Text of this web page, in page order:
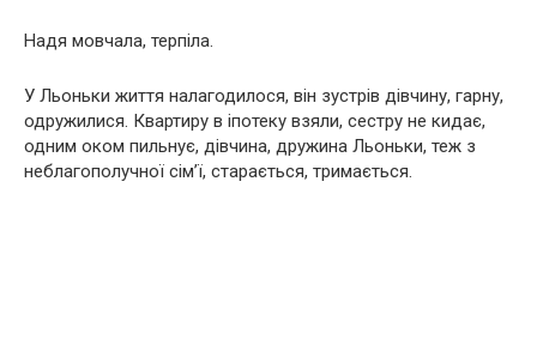
Надя мовчала, терпіла.
У Льоньки життя налагодилося, він зустрів дівчину, гарну,
одружилися. Квартиру в іпотеку взяли, сестру не кидає,
одним оком пильнує, дівчина, дружина Льоньки, теж з
неблагополучної сім’ї, старається, тримається.